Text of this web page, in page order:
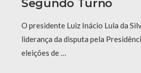
Segundo Turno
O presidente Luiz Inácio Lula da
liderança da disputa pela
eleições de …